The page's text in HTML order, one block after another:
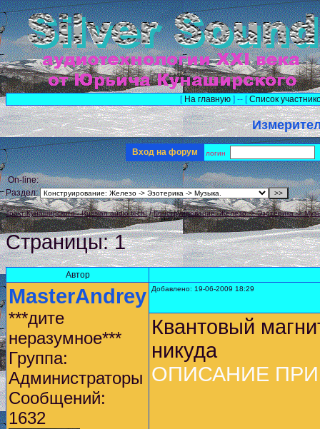
[ На главную] -- [Список
Вход на форум логин
On-line:
Раздел:
Тракт Кунаширского - Russian audio tech!/Конструирование: Железо -> Эзотерика ->
Страницы:1
Автор
MasterAndrey
***дите
неразумное***
Группа:
Администраторы
Сообщений:
1632
Добавлено: 19-06-2009 18:29
Квантовый
никуда
ОПИСАНИЕ